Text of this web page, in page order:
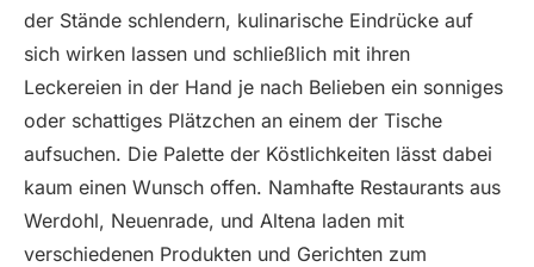
der Stände schlendern, kulinarische Eindrücke auf
sich wirken lassen und schließlich mit ihren
Leckereien in der Hand je nach Belieben ein sonniges
oder schattiges Plätzchen an einem der Tische
aufsuchen. Die Palette der Köstlichkeiten lässt dabei
kaum einen Wunsch offen. Namhafte Restaurants aus
Werdohl, Neuenrade, und Altena laden mit
verschiedenen Produkten und Gerichten zum